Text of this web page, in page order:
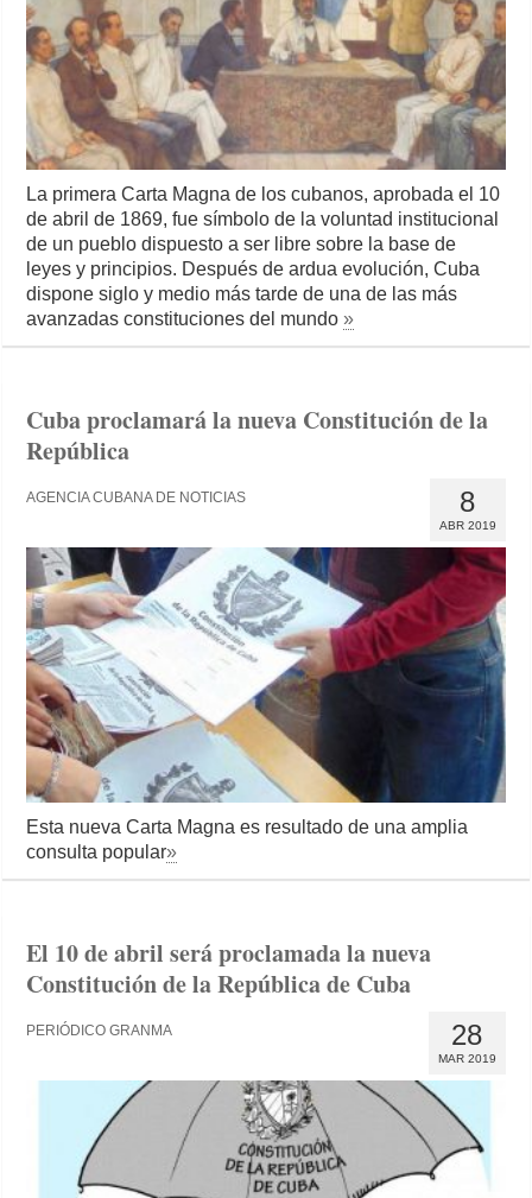
La primera Carta Magna de los cubanos, aprobada el 10
de abril de 1869, fue símbolo de la voluntad institucional
de un pueblo dispuesto a ser libre sobre la base de
leyes y principios. Después de ardua evolución, Cuba
dispone siglo y medio más tarde de una de las más
avanzadas constituciones del mundo»
Cuba proclamará la nueva Constitución de la
República
8
ABR 2019
AGENCIA CUBANA DE NOTICIAS
Esta nueva Carta Magna es resultado de una amplia
consulta popular»
El 10 de abril será proclamada la nueva
Constitución de la República de Cuba
28
MAR 2019
PERIÓDICO GRANMA